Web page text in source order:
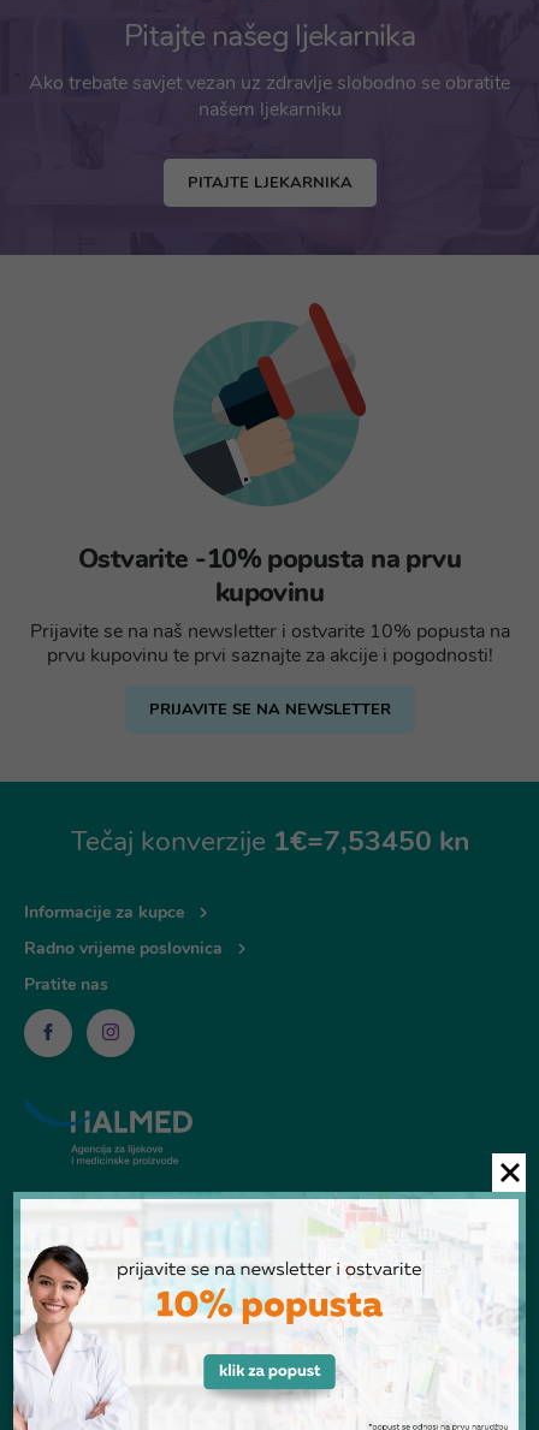
Pitajte našeg ljekarnika
Ako trebate savjet vezan uz zdravlje slobodno se obratite
našem ljekarniku
PITAJTE LJEKARNIKA
Ostvarite -10% popusta na prvu
kupovinu
Prijavite se na naš newsletter i ostvarite 10% popusta na
prvu kupovinu te prvi saznajte za akcije i pogodnosti!
PRIJAVITE SE NA NEWSLETTER
Tečaj konverzije 1€=7,53450 kn
Informacije za kupce
Radno vrijeme poslovnica
Pratite nas
© Ljekarna Talan 2026